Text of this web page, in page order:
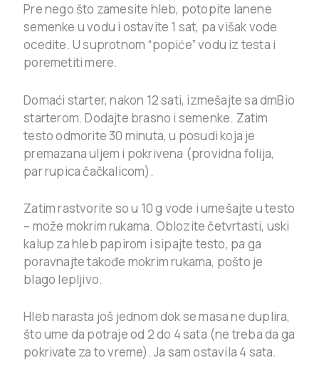
Pre nego što zamesite hleb, potopite lanene
semenke u vodu i ostavite 1 sat, pa višak vode
ocedite. U suprotnom “popiće” vodu iz testa i
poremetiti mere.
Domaći starter, nakon 12 sati, izmešajte sa dmBio
starterom. Dodajte brasno i semenke. Zatim
testo odmorite 30 minuta, u posudi koja je
premazana uljem i pokrivena (providna folija,
par rupica čačkalicom).
Zatim rastvorite so u 10 g vode i umešajte u testo
– može mokrim rukama. Oblozite četvrtasti, uski
kalup za hleb papirom i sipajte testo, pa ga
poravnajte takođe mokrim rukama, pošto je
blago lepljivo.
Hleb narasta još jednom dok se masa ne duplira,
što ume da potraje od 2 do 4 sata (ne treba da ga
pokrivate za to vreme). Ja sam ostavila 4 sata.